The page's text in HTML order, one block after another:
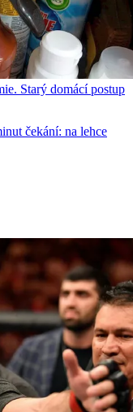
Starý domácí postup
čekání: na lehce